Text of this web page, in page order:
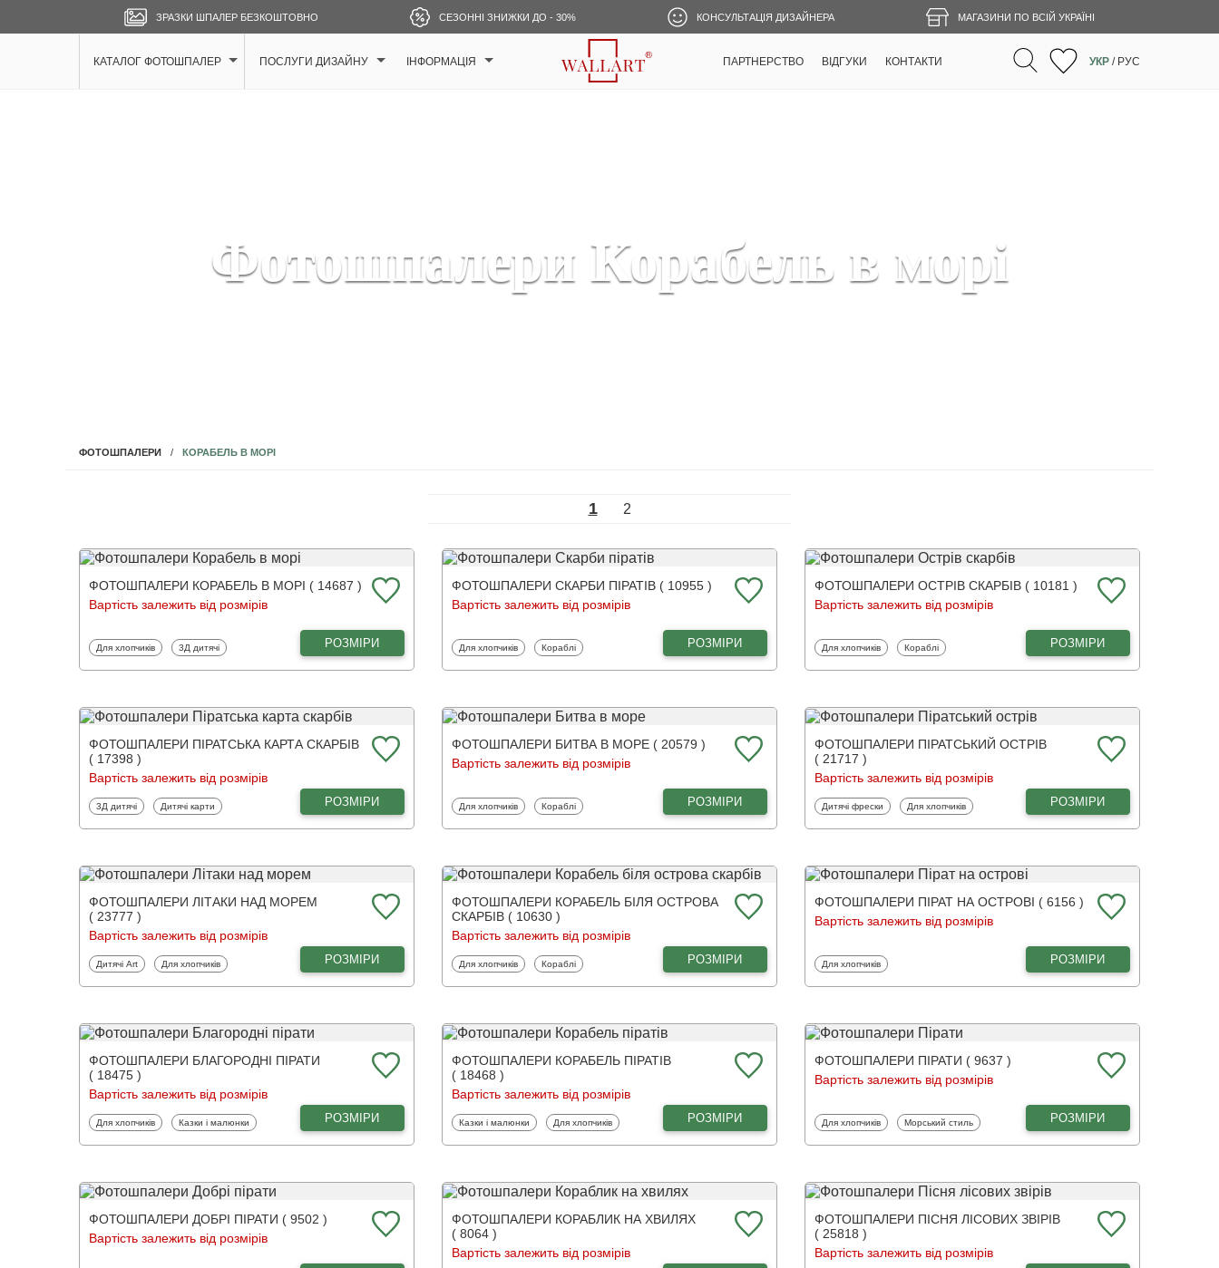
ЗРАЗКИ ШПАЛЕР БЕЗКОШТОВНО СЕЗОННІ ЗНИЖКИ ДО - 30% КОНСУЛЬТАЦІЯ ДИЗАЙНЕРА МАГАЗИНИ ПО ВСІЙ УКРАЇНІ
КАТАЛОГ ФОТОШПАЛЕР ПОСЛУГИ ДИЗАЙНУ ІНФОРМАЦІЯ ПАРТНЕРСТВО ВІДГУКИ КОНТАКТИ УКР / РУС
Фотошпалери Корабель в морі
ФОТОШПАЛЕРИ КОРАБЕЛЬ В МОРІ
1 2
ФОТОШПАЛЕРИ КОРАБЕЛЬ В МОРІ ( 14687 )
Вартість залежить від розмірів
Фотошпалери
Для хлопчиків Фотошпалери
3Д дитячі РОЗМІРИ
ФОТОШПАЛЕРИ СКАРБИ ПІРАТІВ ( 10955 )
Вартість залежить від розмірів
Фотошпалери
Для хлопчиків Фотошпалери
Кораблі РОЗМІРИ
ФОТОШПАЛЕРИ ОСТРІВ СКАРБІВ ( 10181 )
Вартість залежить від розмірів
Фотошпалери
Для хлопчиків Фотошпалери
Кораблі РОЗМІРИ
ФОТОШПАЛЕРИ ПІРАТСЬКА КАРТА СКАРБІВ
( 17398 )
Вартість залежить від розмірів
Фотошпалери
3Д дитячі Фотошпалери
Дитячі карти РОЗМІРИ
ФОТОШПАЛЕРИ БИТВА В МОРЕ ( 20579 )
Вартість залежить від розмірів
Фотошпалери
Для хлопчиків Фотошпалери
Кораблі РОЗМІРИ
ФОТОШПАЛЕРИ ПІРАТСЬКИЙ ОСТРІВ
( 21717 )
Вартість залежить від розмірів
Фотошпалери
Дитячі фрески Фотошпалери
Для хлопчиків РОЗМІРИ
ФОТОШПАЛЕРИ ЛІТАКИ НАД МОРЕМ
( 23777 )
Вартість залежить від розмірів
Фотошпалери
Дитячі Art Фотошпалери
Для хлопчиків РОЗМІРИ
ФОТОШПАЛЕРИ КОРАБЕЛЬ БІЛЯ ОСТРОВА
СКАРБІВ ( 10630 )
Вартість залежить від розмірів
Фотошпалери
Для хлопчиків Фотошпалери
Кораблі РОЗМІРИ
ФОТОШПАЛЕРИ ПІРАТ НА ОСТРОВІ ( 6156 )
Вартість залежить від розмірів
Фотошпалери
Для хлопчиків РОЗМІРИ
ФОТОШПАЛЕРИ БЛАГОРОДНІ ПІРАТИ
( 18475 )
Вартість залежить від розмірів
Фотошпалери
Для хлопчиків Фотошпалери
Казки і малюнки РОЗМІРИ
ФОТОШПАЛЕРИ КОРАБЕЛЬ ПІРАТІВ
( 18468 )
Вартість залежить від розмірів
Фотошпалери
Казки і малюнки Фотошпалери
Для хлопчиків РОЗМІРИ
ФОТОШПАЛЕРИ ПІРАТИ ( 9637 )
Вартість залежить від розмірів
Фотошпалери
Для хлопчиків Фотошпалери
Морський стиль РОЗМІРИ
ФОТОШПАЛЕРИ ДОБРІ ПІРАТИ ( 9502 )
Вартість залежить від розмірів
ФОТОШПАЛЕРИ КОРАБЛИК НА ХВИЛЯХ
( 8064 )
Вартість залежить від розмірів
ФОТОШПАЛЕРИ ПІСНЯ ЛІСОВИХ ЗВІРІВ
( 25818 )
Вартість залежить від розмірів